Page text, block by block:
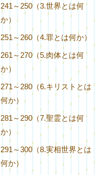
241～250（3.世界とは何
か）
251～260（4.罪とは何か）
261～270（5.肉体とは何
か）
271～280（6.キリストとは
何か）
281～290（7.聖霊とは何
か）
291～300（8.実相世界とは
何か）